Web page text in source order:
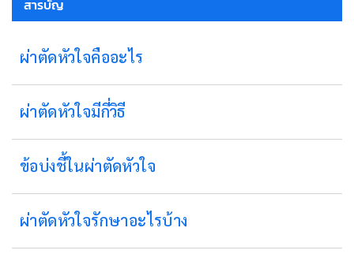
สารบัญ
ผ่าตัดหัวใจคืออะไร
ผ่าตัดหัวใจมีกี่วิธี
ข้อบ่งชี้ในผ่าตัดหัวใจ
ผ่าตัดหัวใจรักษาอะไรบ้าง